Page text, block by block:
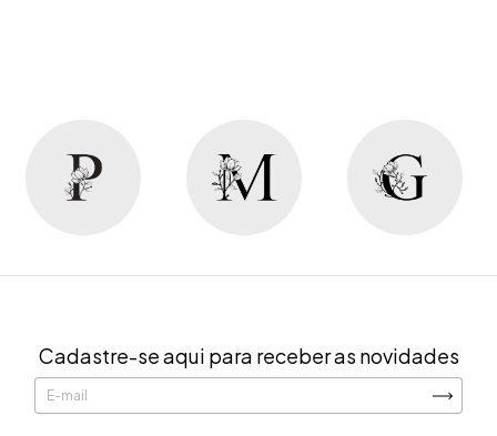
Cadastre-se aqui para receber as novidades